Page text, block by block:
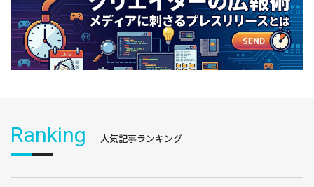
Ranking 人気記事ランキング